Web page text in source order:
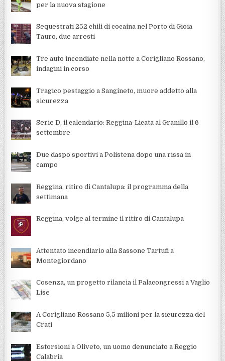
per la nuova stagione
Sequestrati 252 chili di cocaina nel Porto di Gioia
Tauro, due arresti
Tre auto incendiate nella notte a Corigliano Rossano,
indagini in corso
Tragico pestaggio a Sangineto, muore addetto alla
sicurezza
Serie D, il calendario: Reggina-Licata al Granillo il 6
settembre
Due daspo sportivi a Polistena dopo una rissa in
campo
Reggina, ritiro di Cantalupa: il programma della
settimana
Reggina, volge al termine il ritiro di Cantalupa
Attentato incendiario alla Sassone Tartufi a
Montegiordano
Cosenza, un progetto rilancia il Palacongressi a Vaglio
Lise
A Corigliano Rossano 5,5 milioni per la sicurezza del
Crati
Estorsioni a Oliveto, un uomo denunciato a Reggio
Calabria